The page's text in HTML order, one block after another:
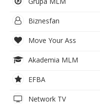
Biznesfan
Move Your Ass
Akademia MLM
EFBA
Network TV